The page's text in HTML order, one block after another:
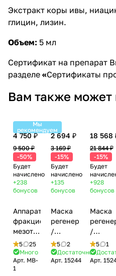
Экстракт коры ивы,
глицин, лизин.
Объем: 5 мл
Сертификат на препарат
разделе «Сертификаты
Вам также может
Мы
рекомендуем
4 750 ₽
9 500 ₽
-50%
Будет
начислено
+238
бонусов
Аппарат
фракционной
мезотерапии
DermaPen
(Дермапен)
MesoBox
MB-1
5
25
Много
Арт. MB-
1
2 694 ₽
3 169 ₽
-15%
Будет
начислено
+135
бонусов
Маска
регенерирующая
/
Rebuilding
Mask,
MesoPro,
5
2
Достаточно
Арт. 15244
18 568
21 844 ₽
-15%
Будет
+928
бонусов
Маска
/
Mask,
5
1
Арт.